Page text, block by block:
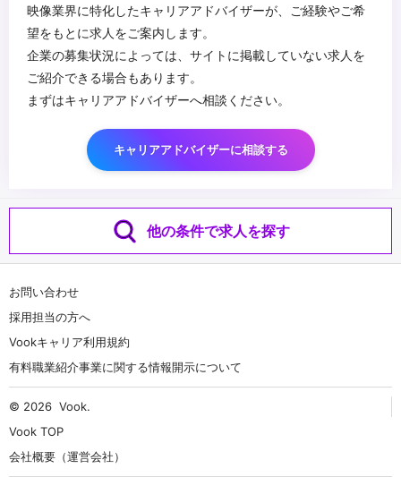
映像業界に特化したキャリアアドバイザーが、ご経験やご希
望をもとに求人をご案内します。
企業の募集状況によっては、サイトに掲載していない求人を
ご紹介できる場合もあります。
まずはキャリアアドバイザーへ相談ください。
キャリアアドバイザーに相談する
他の条件で求人を探す
お問い合わせ
採用担当の方へ
Vookキャリア利用規約
有料職業紹介事業に関する情報開示について
© 2026 Vook.
Vook TOP
会社概要（運営会社）